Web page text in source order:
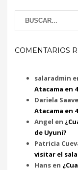
COMENTARIOS
salaradmin
Atacama en
Dariela
Atacama en
Angel en
de Uyuni?
Patricia
visitar el
Hans en